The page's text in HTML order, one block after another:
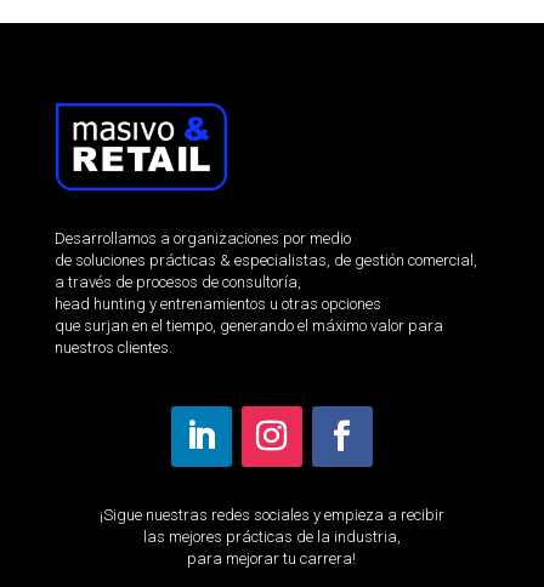
Desarrollamos a organizaciones por medio
de soluciones prácticas & especialistas, de gestión comercial,
a través de procesos de consultoría,
head hunting y entrenamientos u otras opciones
que surjan en el tiempo, generando el máximo valor para
nuestros clientes.
¡Sigue nuestras redes sociales y empieza a recibir
las mejores prácticas de la industria,
para mejorar tu carrera!